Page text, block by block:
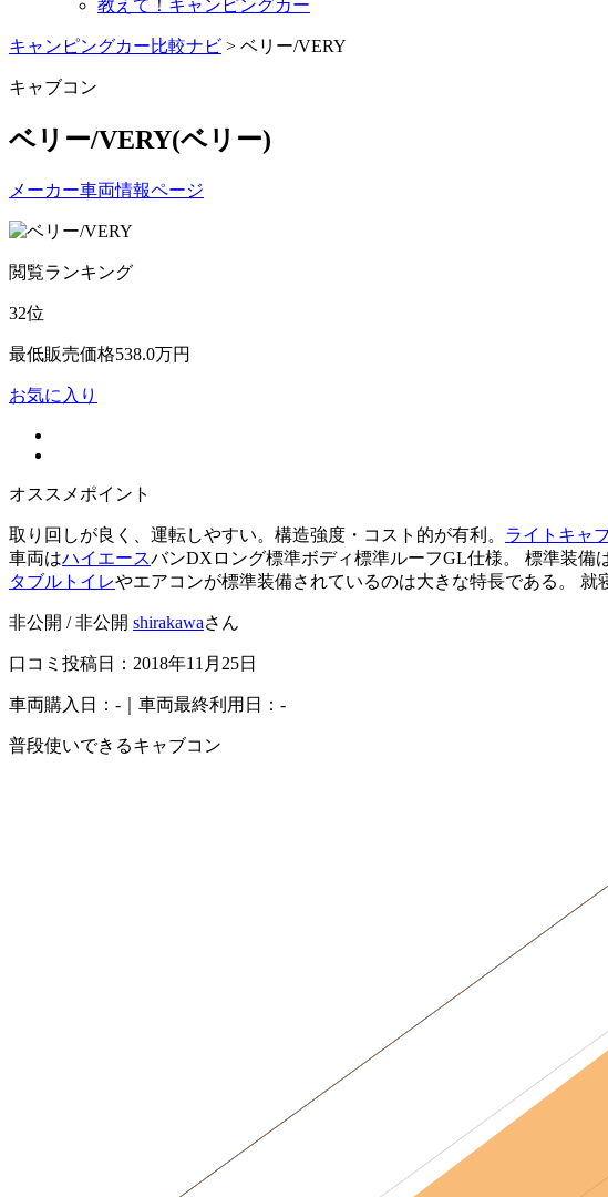
教えて！キャンピングカー
キャンピングカー比較ナビ > ベリー/VERY
キャブコン
ベリー/VERY(ベリー)
メーカー車両情報ページ
閲覧ランキング
32位
最低販売価格538.0万円
お気に入り
オススメポイント
取り回しが良く、運転しやすい。構造強度・コスト的が有利。 ライトキャ
車両はハイエースバンDXロング標準ボディ標準ルーフGL仕様。 標準装備
タブルトイレやエアコンが標準装備されているのは大きな特長である。 就
非公開 / 非公開 shirakawaさん
口コミ投稿日：2018年11月25日
車両購入日：-｜車両最終利用日：-
普段使いできるキャブコン